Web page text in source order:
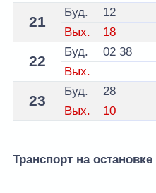
21
Буд.
12
Вых.
18
22
Буд. 02 38
Вых.
23
Буд.
28
Вых.
10
Транспорт на остановке